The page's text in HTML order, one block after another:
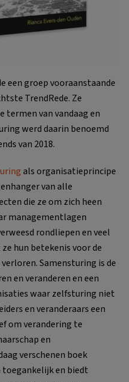
een groep vooraanstaande
TrendRede. Ze
termen van vandaag en
werd daarin benoemd
van 2018.
als organisatieprincipe
van alle
die ze om zich heen
managementlagen
rondliepen en veel
hun betekenis voor de
Samensturing is de
en veranderen en een
waar zelfsturing niet
en veranderaars een
om verandering te
en
verschenen boek
en biedt